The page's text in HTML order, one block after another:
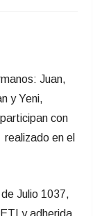
Juan,
y Yeni,
con
en el
Julio 1037,
y adherida